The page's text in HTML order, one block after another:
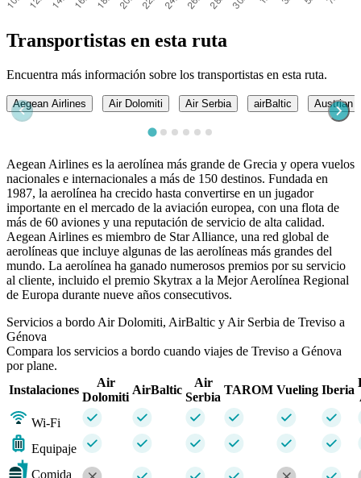
Transportistas en esta ruta
Encuentra más información sobre los transportistas en esta ruta.
Aegean Airlines Air Dolomiti Air Serbia airBaltic Austrian
Aegean Airlines es la aerolínea más grande de Grecia y opera vuelos
nacionales e internacionales a más de 150 destinos. Fundada en
1987, la aerolínea ha crecido hasta convertirse en un jugador
importante en el mercado de la aviación europea, con una flota de
más de 60 aviones y una reputación de servicio de alta calidad.
Aegean Airlines es miembro de Star Alliance, una red global de
aerolíneas que incluye algunas de las aerolíneas más grandes del
mundo. La aerolínea ha ganado numerosos premios por su servicio
al cliente, incluido el premio Skytrax a la Mejor Aerolínea Regional
de Europa durante nueve años consecutivos.
Servicios a bordo Air Dolomiti, AirBaltic y Air Serbia de Treviso a
Génova
Compara los servicios a bordo cuando viajes de Treviso a Génova
por plane.
Instalaciones
Air
Dolomiti
AirBaltic
Air
Serbia
TAROM Vueling Iberia
Wi-Fi
Equipaje
Comida